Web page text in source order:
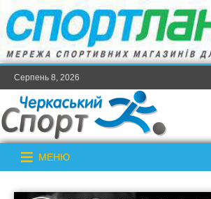
Серпень 8, 2026
МЕНЮ